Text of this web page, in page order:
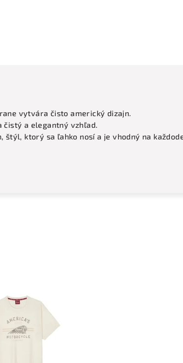
vytvára čisto americký dizajn.
čistý a elegantný vzhľad.
ktorý sa ľahko nosí a je vhodný na